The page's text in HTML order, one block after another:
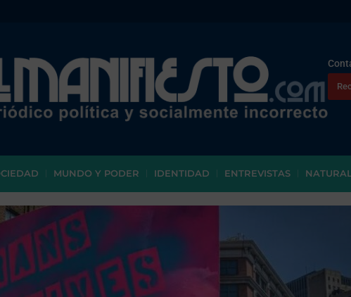
MUNDO Y PODER IDENTIDAD ENTREVISTAS